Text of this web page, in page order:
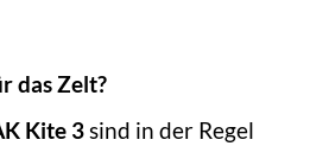
das Zelt?
Kite 3sind in der Regel